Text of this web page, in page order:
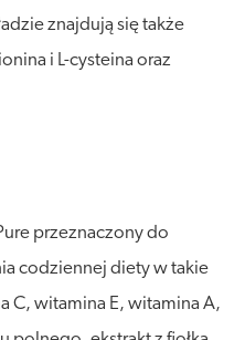
znajdują się także
i L-cysteina oraz
przeznaczony do
codziennej diety w takie
C, witamina E, witamina A,